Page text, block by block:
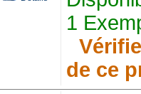
1
de ce